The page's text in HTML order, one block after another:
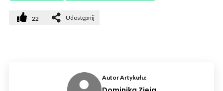
22 Udostępnij
Autor Artykułu: